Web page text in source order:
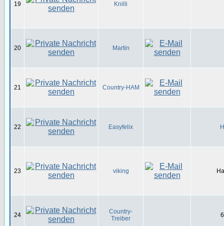
19 Knilli
20 Martin
21 Country-HAM
22 Easyfelix
23 viking
24
Country-
Treiber